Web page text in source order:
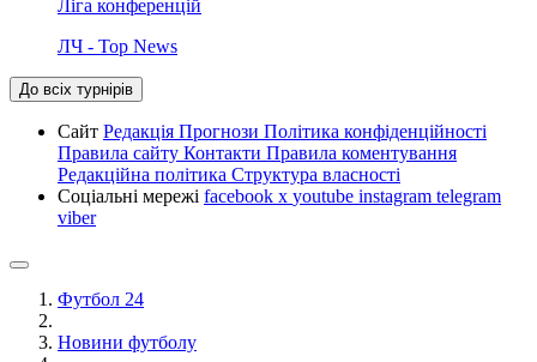
Ліга конференцій
ЛЧ - Top News
До всіх турнірів
Сайт Редакція Прогнози Політика конфіденційності
Правила сайту Контакти Правила коментування
Редакційна політика Структура власності
Соціальні мережі facebook x youtube instagram telegram
viber
Футбол 24
Новини футболу